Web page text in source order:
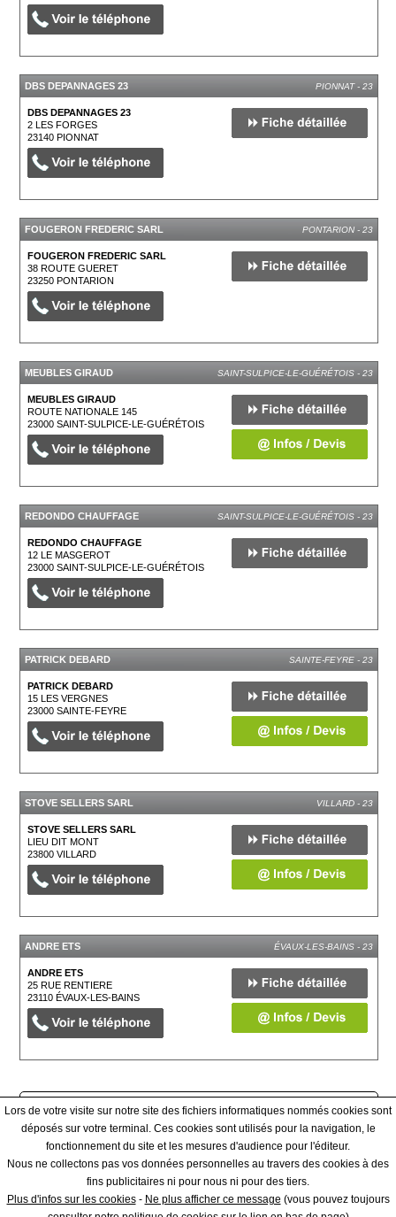
DBS DEPANNAGES 23 PIONNAT - 23
DBS DEPANNAGES 23
2 LES FORGES
23140PIONNAT
FOUGERON FREDERIC SARL PONTARION - 23
FOUGERON FREDERIC SARL
38 ROUTE GUERET
23250PONTARION
MEUBLES GIRAUD SAINT-SULPICE-LE-GUÉRÉTOIS - 23
MEUBLES GIRAUD
ROUTE NATIONALE 145
23000SAINT-SULPICE-LE-GUÉRÉTOIS
REDONDO CHAUFFAGE SAINT-SULPICE-LE-GUÉRÉTOIS - 23
REDONDO CHAUFFAGE
12 LE MASGEROT
23000SAINT-SULPICE-LE-GUÉRÉTOIS
PATRICK DEBARD SAINTE-FEYRE - 23
PATRICK DEBARD
15 LES VERGNES
23000SAINTE-FEYRE
STOVE SELLERS SARL VILLARD - 23
STOVE SELLERS SARL
LIEU DIT MONT
23800VILLARD
ANDRE ETS ÉVAUX-LES-BAINS - 23
ANDRE ETS
25 RUE RENTIERE
23110ÉVAUX-LES-BAINS
Afficher tous les prestataires
Qui sommes-nous ? - Contact - Conditions générales
|
Creer une fiche - espace PRO
Lors de votre visite sur notre site des fichiers informatiques nommés cookies sont
déposés sur votre terminal. Ces cookies sont utilisés pour la navigation, le
fonctionnement du site et les mesures d'audience pour l'éditeur.
Nous ne collectons pas vos données personnelles au travers des cookies à des
fins publicitaires ni pour nous ni pour des tiers.
Plus d'infos sur les cookies- Ne plus afficher ce message (vous pouvez toujours